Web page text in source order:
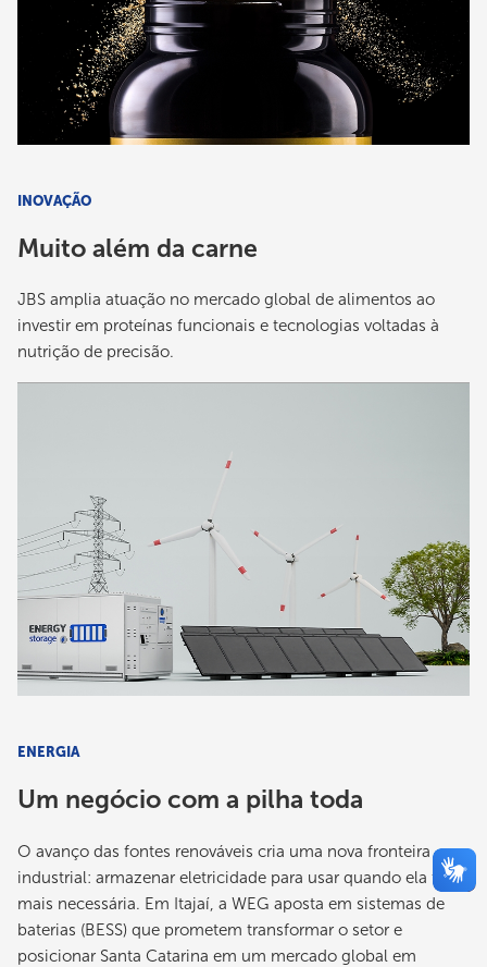
INOVAÇÃO
Muito além da carne
JBS amplia atuação no mercado global de alimentos ao
investir em proteínas funcionais e tecnologias voltadas à
nutrição de precisão.
ENERGIA
Um negócio com a pilha toda
O avanço das fontes renováveis cria uma nova fronteira
industrial: armazenar eletricidade para usar quando ela for
mais necessária. Em Itajaí, a WEG aposta em sistemas de
baterias (BESS) que prometem transformar o setor e
posicionar Santa Catarina em um mercado global em